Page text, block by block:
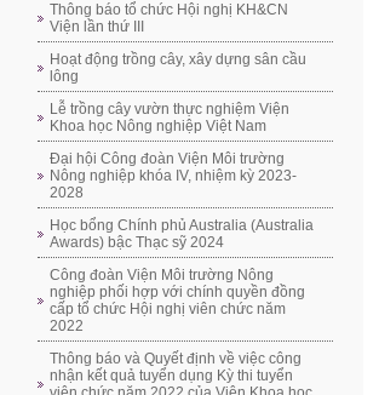
Thông báo tổ chức Hội nghị KH&CN
Viện lần thứ III
Hoạt động trồng cây, xây dựng sân cầu
lông
Lễ trồng cây vườn thực nghiệm Viện
Khoa học Nông nghiệp Việt Nam
Đại hội Công đoàn Viện Môi trường
Nông nghiệp khóa IV, nhiệm kỳ 2023-
2028
Học bổng Chính phủ Australia (Australia
Awards) bậc Thạc sỹ 2024
Công đoàn Viện Môi trường Nông
nghiệp phối hợp với chính quyền đồng
cấp tổ chức Hội nghị viên chức năm
2022
Thông báo và Quyết định về việc công
nhận kết quả tuyển dụng Kỳ thi tuyển